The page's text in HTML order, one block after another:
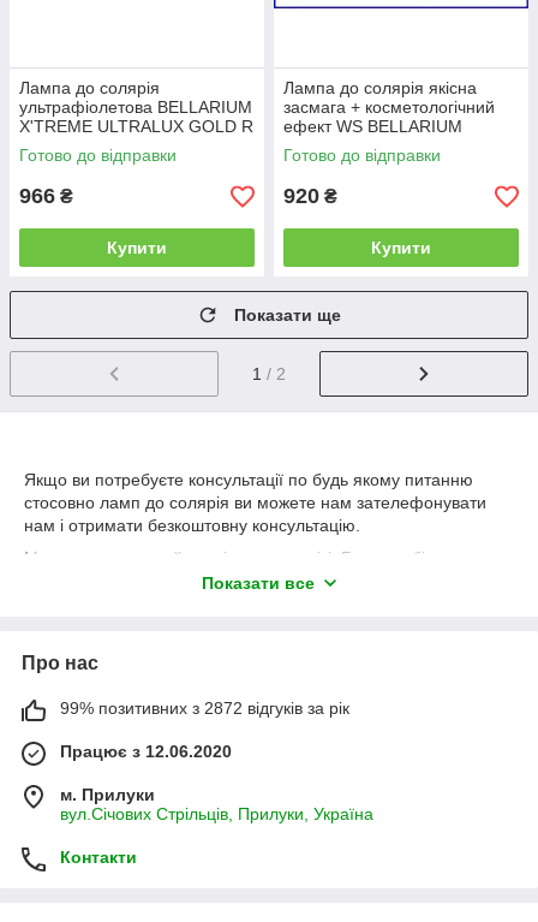
Лампа до солярія
ультрафіолетова BELLARIUM
X'TREME ULTRALUX GOLD R
160W
Готово до відправки
966 ₴
Купити
Лампа до солярія якісна
засмага + косметологічний
ефект WS BELLARIUM
X'TREME RED R 160W
Готово до відправки
920 ₴
Купити
Показати ще
1 / 2
Якщо ви потребуєте консультації по будь якому питанню
стосовно ламп до солярія ви можете нам зателефонувати
нам і отримати безкоштовну консультацію.
Ми пропонуємо найкращі лампи у світі. Без перебільшення .
Лампи WolffSystem, Cosmedico та iSOLde виробляються у
експлуатації.
Відправляємо лампи службою доставки НоваПошта,
замовляємо обрешетування деревом і страхуємо їх на повну
вартість, тобто якщо в процессі транспортування лампа
отримали лампи і виявили брак то ми компенсуємо вартість її
грошима або висилаємо аналогічний товар. Оплата товара
комерційному курсу у гривні
Показати все
Про нас
99% позитивних з 2872 відгуків за рік
Працює з 12.06.2020
м. Прилуки
вул.Січових Стрільців, Прилуки, Україна
Контакти